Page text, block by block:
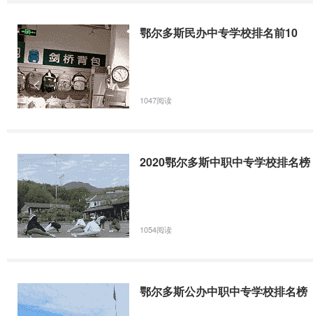
鄂尔多斯民办中专学校排名前10
1047阅读
2020鄂尔多斯中职中专学校排名榜
1054阅读
鄂尔多斯公办中职中专学校排名榜